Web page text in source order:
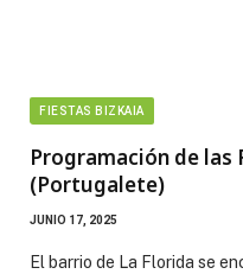
FIESTAS BIZKAIA
Programación de las
(Portugalete)
JUNIO 17, 2025
El barrio de La Florida se